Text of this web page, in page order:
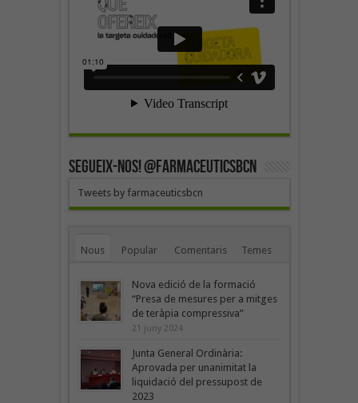
SEGUEIX-NOS! @farmaceuticsbcn
Tweets by farmaceuticsbcn
Nous Popular Comentaris Temes
Nova edició de la formació
“Presa de mesures per a mitges
de teràpia compressiva”
21 juny 2024
Junta General Ordinària:
Aprovada per unanimitat la
liquidació del pressupost de
2023